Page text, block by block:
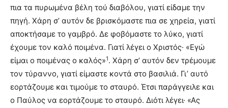
πια τα πυρωμένα βέλη τού διαβόλου, γιατί είδαμε την
πηγή. Χάρη σ’ αυτόν δε βρισκόμαστε πια σε χηρεία, γιατί
αποκτήσαμε το γαμβρό. Δε φοβόμαστε το λύκο, γιατί
έχουμε τον καλό ποιμένα. Γιατί λέγει ο Χριστός· «Εγώ
είμαι ο ποιμένας ο καλός»1. Χάρη σ’ αυτόν δεν τρέμουμε
τον τύραννο, γιατί είμαστε κοντά στο βασιλιά. Γι’ αυτό
εορτάζουμε και τιμούμε το σταυρό. Έτσι παράγγειλε και
ο Παύλος να εορτάζουμε το σταυρό. Διότι λέγει· «Ας